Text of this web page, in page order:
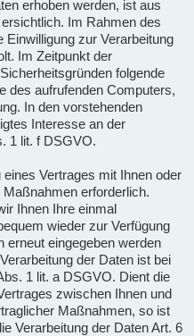
erhoben werden, ist aus
Im Rahmen des
zur Verarbeitung
Im Zeitpunkt der
folgende
des aufrufenden Computers,
In den vorstehenden
Interesse an der
1 lit. f DSGVO.
Vertrages mit Ihnen oder
erforderlich.
Ihnen Ihre einmal
wieder zur Verfügung
erneut eingegeben werden
der Daten ist bei
1 lit. a DSGVO. Dient die
zwischen Ihnen und
Maßnahmen, so ist
Verarbeitung der Daten Art. 6